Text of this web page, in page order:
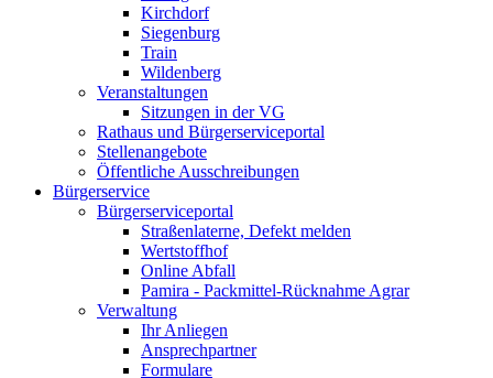
Kirchdorf
Siegenburg
Train
Wildenberg
Veranstaltungen
Sitzungen in der VG
Rathaus und Bürgerserviceportal
Stellenangebote
Öffentliche Ausschreibungen
Bürgerservice
Bürgerserviceportal
Straßenlaterne, Defekt melden
Wertstoffhof
Online Abfall
Pamira - Packmittel-Rücknahme Agrar
Verwaltung
Ihr Anliegen
Ansprechpartner
Formulare